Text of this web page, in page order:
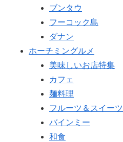
ブンタウ
フーコック島
ダナン
ホーチミングルメ
美味しいお店特集
カフェ
麺料理
フルーツ＆スイーツ
バインミー
和食